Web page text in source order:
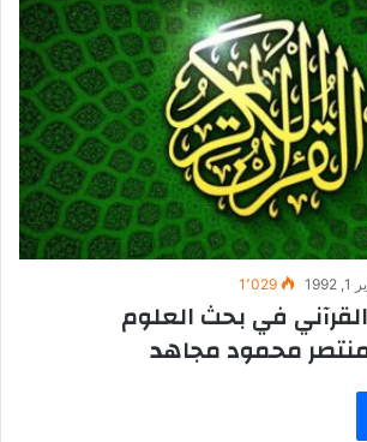
1٬029
في بحث العلوم
منتصر محمود مجاهد